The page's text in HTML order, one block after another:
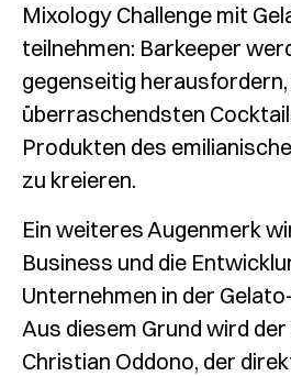
Mixology Challenge mit
teilnehmen: Barkeeper
gegenseitig herausfordern,
überraschendsten
Produkten des
zu kreieren.
Ein weiteres Augenmerk
Business und die
Unternehmen in der
Aus diesem Grund wird
Christian Oddono, der